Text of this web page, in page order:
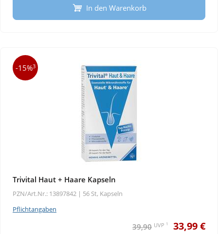
In den Warenkorb
-15%3
Trivital Haut + Haare Kapseln
PZN/Art.Nr.: 13897842 | 56 St, Kapseln
Pflichtangaben
39,90 UVP 1 33,99 €